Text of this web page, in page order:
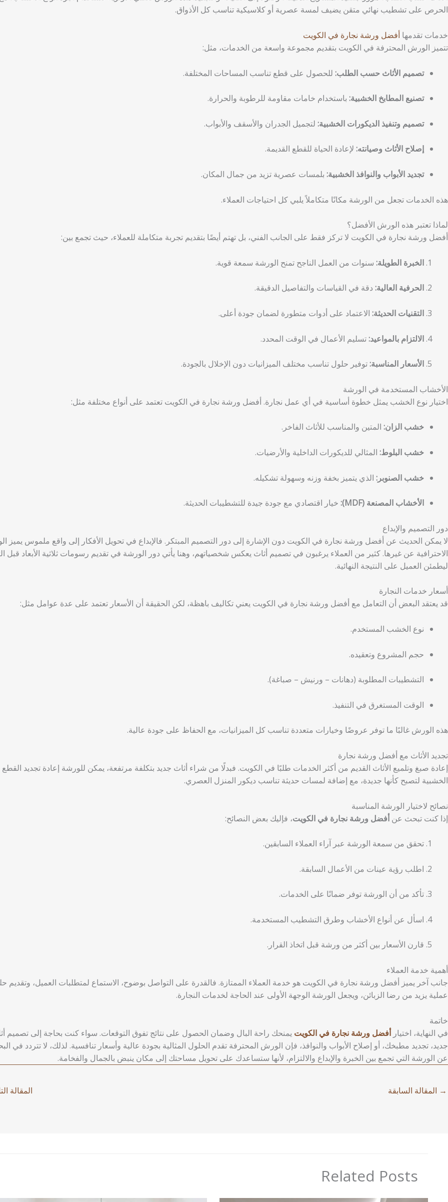
الحرص على تشطيب نهائي متقن يضيف لمسة عصرية أو كلاسيكية تناسب كل الأذواق.
خدمات تقدمها أفضل ورشة نجارة في الكويت
تتميز الورش المحترفة في الكويت بتقديم مجموعة واسعة من الخدمات، مثل:
تصميم الأثاث حسب الطلب: للحصول على قطع تناسب المساحات المختلفة.
تصنيع المطابخ الخشبية: باستخدام خامات مقاومة للرطوبة والحرارة.
تصميم وتنفيذ الديكورات الخشبية: لتجميل الجدران والأسقف والأبواب.
إصلاح الأثاث وصيانته: لإعادة الحياة للقطع القديمة.
تجديد الأبواب والنوافذ الخشبية: بلمسات عصرية تزيد من جمال المكان.
هذه الخدمات تجعل من الورشة مكانًا متكاملاً يلبي كل احتياجات العملاء.
لماذا تعتبر هذه الورش الأفضل؟
أفضل ورشة نجارة في الكويت لا تركز فقط على الجانب الفني، بل تهتم أيضًا بتقديم تجربة متكاملة للعملاء، حيث تجمع بين:
الخبرة الطويلة: سنوات من العمل الناجح تمنح الورشة سمعة قوية.
الحرفية العالية: دقة في القياسات والتفاصيل الدقيقة.
التقنيات الحديثة: الاعتماد على أدوات متطورة لضمان جودة أعلى.
الالتزام بالمواعيد:تسليم الأعمال في الوقت المحدد.
الأسعار المناسبة:توفير حلول تناسب مختلف الميزانيات دون الإخلال بالجودة.
الأخشاب المستخدمة في الورشة
اختيار نوع الخشب يمثل خطوة أساسية في أي عمل نجارة. أفضل ورشة نجارة في الكويت تعتمد على أنواع مختلفة مثل:
خشب الزان: المتين والمناسب للأثاث الفاخر.
خشب البلوط: المثالي للديكورات الداخلية والأرضيات.
خشب الصنوبر: الذي يتميز بخفة وزنه وسهولة تشكيله.
الأخشاب المصنعة (MDF): خيار اقتصادي مع جودة جيدة للتشطيبات الحديثة.
دور التصميم والإبداع
لا يمكن الحديث عن أفضل ورشة نجارة في الكويت دون الإشارة إلى دور التصميم المبتكر. فالإبداع في تحويل الأفكار إلى واقع ملموس يميز
الاحترافية عن غيرها. كثير من العملاء يرغبون في تصميم أثاث يعكس شخصياتهم، وهنا يأتي دور الورشة في تقديم رسومات ثلاثية الأبعاد قبل
ليطمئن العميل على النتيجة النهائية.
أسعار خدمات النجارة
قد يعتقد البعض أن التعامل مع أفضل ورشة نجارة في الكويت يعني تكاليف باهظة، لكن الحقيقة أن الأسعار تعتمد على عدة عوامل مثل:
نوع الخشب المستخدم.
حجم المشروع وتعقيده.
التشطيبات المطلوبة (دهانات – ورنيش – صباغة).
الوقت المستغرق في التنفيذ.
هذه الورش غالبًا ما توفر عروضًا وخيارات متعددة تناسب كل الميزانيات، مع الحفاظ على جودة عالية.
تجديد الأثاث مع أفضل ورشة نجارة
إعادة صبغ وتلميع الأثاث القديم من أكثر الخدمات طلبًا في الكويت. فبدلًا من شراء أثاث جديد بتكلفة مرتفعة، يمكن للورشة إعادة تجديد القطع
الخشبية لتصبح كأنها جديدة، مع إضافة لمسات حديثة تناسب ديكور المنزل العصري.
نصائح لاختيار الورشة المناسبة
إذا كنت تبحث عن أفضل ورشة نجارة في الكويت، فإليك بعض النصائح:
تحقق من سمعة الورشة عبر آراء العملاء السابقين.
اطلب رؤية عينات من الأعمال السابقة.
تأكد من أن الورشة توفر ضمانًا على الخدمات.
اسأل عن أنواع الأخشاب وطرق التشطيب المستخدمة.
قارن الأسعار بين أكثر من ورشة قبل اتخاذ القرار.
أهمية خدمة العملاء
جانب آخر يميز أفضل ورشة نجارة في الكويت هو خدمة العملاء الممتازة. فالقدرة على التواصل بوضوح، الاستماع لمتطلبات العميل، وتقديم
عملية يزيد من رضا الزبائن، ويجعل الورشة الوجهة الأولى عند الحاجة لخدمات النجارة.
خاتمة
في النهاية، اختيارأفضل ورشة نجارة في الكويت يمنحك راحة البال وضمان الحصول على نتائج تفوق التوقعات. سواء كنت بحاجة إلى تصميم
جديد، تجديد مطبخك، أو إصلاح الأبواب والنوافذ، فإن الورش المحترفة تقدم الحلول المثالية بجودة عالية وأسعار تنافسية. لذلك، لا تتردد في
عن الورشة التي تجمع بين الخبرة والإبداع والالتزام، لأنها ستساعدك على تحويل مساحتك إلى مكان ينبض بالجمال والفخامة.
→ المقالة السابقة المقالة
Related Posts